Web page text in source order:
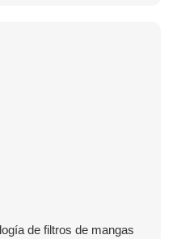
de filtros de mangas